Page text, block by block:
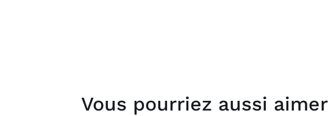
Vous pourriez aussi aimer